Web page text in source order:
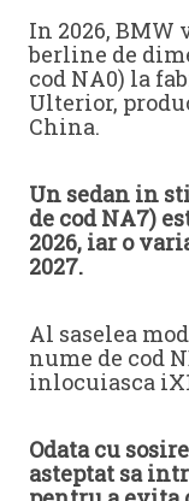
In 2026,
berline de
cod NA0) la
Ulterior,
China.
Un sedan in
de cod NA7)
2026, iar o
2027.
Al saselea
nume de cod
inlocuiasca
Odata cu
asteptat sa